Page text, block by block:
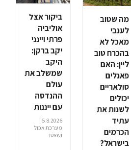
מה שטוב
לענבי
מאכל לא
בהכרח טוב
ליין: האם
פאנלים
סולאריים
יכולים
לשנות את
עתיד
הכרמים
בישראל?
ביקור אצל
אוליביה
פרתי ויינני
יקב ברקן:
היקב
שמשלב את
עולם
ההנדסה
עם ייננות
5.8.2026 |
מערכת אכול
ושאטו